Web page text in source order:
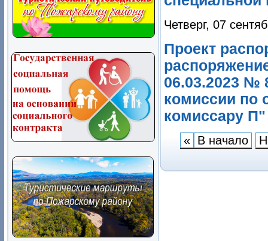
Четверг, 07
Проект
06.03.2023 №
комиссии по
комиссару П"
« В начало